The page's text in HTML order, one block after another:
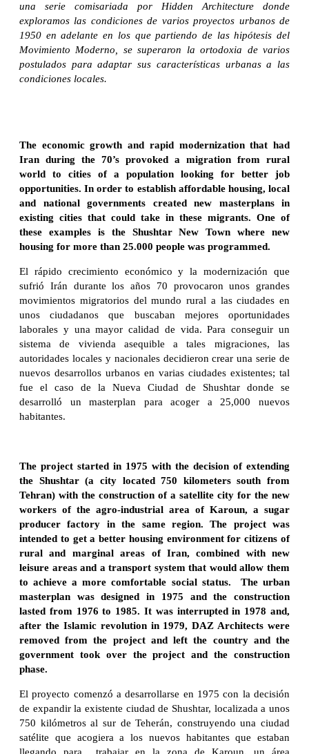
una serie comisariada por Hidden Architecture donde
exploramos las condiciones de varios proyectos urbanos de
1950 en adelante en los que partiendo de las hipótesis del
Movimiento Moderno, se superaron la ortodoxia de varios
postulados para adaptar sus características urbanas a las
condiciones locales.
The economic growth and rapid modernization that had
Iran during the 70’s provoked a migration from rural
world to cities of a population looking for better job
opportunities. In order to establish affordable housing, local
and national governments created new masterplans in
existing cities that could take in these migrants. One of
these examples is the Shushtar New Town where new
housing for more than 25.000 people was programmed.
El rápido crecimiento económico y la modernización que
sufrió Irán durante los años 70 provocaron unos grandes
movimientos migratorios del mundo rural a las ciudades en
unos ciudadanos que buscaban mejores oportunidades
laborales y una mayor calidad de vida. Para conseguir un
sistema de vivienda asequible a tales migraciones, las
autoridades locales y nacionales decidieron crear una serie de
nuevos desarrollos urbanos en varias ciudades existentes; tal
fue el caso de la Nueva Ciudad de Shushtar donde se
desarrolló un masterplan para acoger a 25,000 nuevos
habitantes.
The project started in 1975 with the decision of extending
the Shushtar (a city located 750 kilometers south from
Tehran) with the construction of a satellite city for the new
workers of the agro-industrial area of Karoun, a sugar
producer factory in the same region. The project was
intended to get a better housing environment for citizens of
rural and marginal areas of Iran, combined with new
leisure areas and a transport system that would allow them
to achieve a more comfortable social status. The urban
masterplan was designed in 1975 and the construction
lasted from 1976 to 1985. It was interrupted in 1978 and,
after the Islamic revolution in 1979, DAZ Architects were
removed from the project and left the country and the
government took over the project and the construction
phase.
El proyecto comenzó a desarrollarse en 1975 con la decisión
de expandir la existente ciudad de Shushtar, localizada a unos
750 kilómetros al sur de Teherán, construyendo una ciudad
satélite que acogiera a los nuevos habitantes que estaban
llegando para trabajar en la zona de Karoun, un área